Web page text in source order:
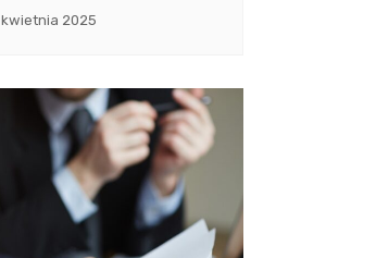
kwietnia 2025